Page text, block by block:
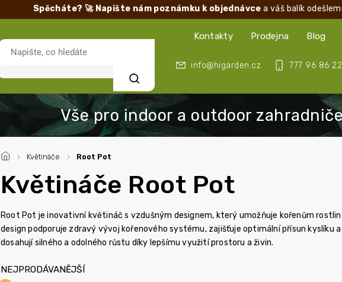
Spěcháte? 🚀 Napište nám poznámku k objednávce a váš balík
777 96 86 22
info@higarden.cz
Kontakty Prodejna Blog
Hledat
/ Květináče / Root Pot
Květináče Root Pot
Root Pot je inovativní květináč s vzdušným designem, který umožňuje kořenům
design podporuje zdravý vývoj kořenového systému, zajišťuje optimální přísun
dosahují silného a odolného růstu díky lepšímu využití prostoru a živin.
NEJPRODÁVANĚJŠÍ